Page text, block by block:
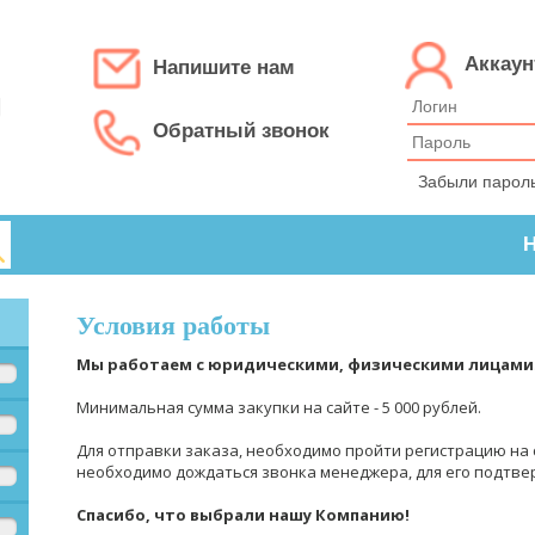
Забыли
Напишите нам
Обратный звонок
Условия работы
Мы работаем с юридическими, физическими
Минимальная сумма закупки на сайте - 5 000 рублей.
Для отправки заказа, необходимо пройти регистрацию на
необходимо дождаться звонка менеджера, для его
Спасибо, что выбрали нашу Компанию!